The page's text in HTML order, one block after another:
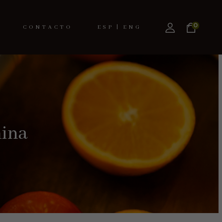
CONTACTO ESPAÑOLENGLISH 0